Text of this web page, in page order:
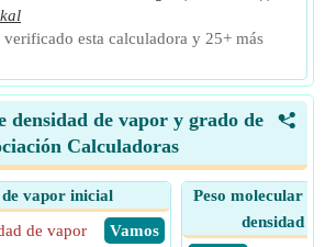
verificado esta calculadora y 25+ más
<
densidad de vapor y grado de
Calculadoras
de vapor inicial
​ Vamos
de vapor
Peso molecular de
densidad de